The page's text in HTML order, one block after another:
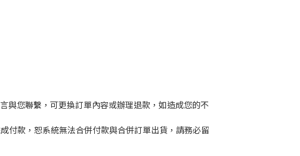
與您聯繫，可更換訂單內容或辦理退款，如造成您的不
付款，恕系統無法合併付款與合併訂單出貨，請務必留